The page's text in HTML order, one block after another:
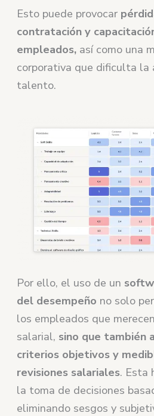
Esto puede provocar
contratación y
empleados, así como una
corporativa que dificulta la
talento.
Por ello, el uso de un
del desempeño no solo
los empleados que
salarial, sino que también
criterios objetivos y
revisiones salariales. Esta
la toma de decisiones
eliminando sesgos y